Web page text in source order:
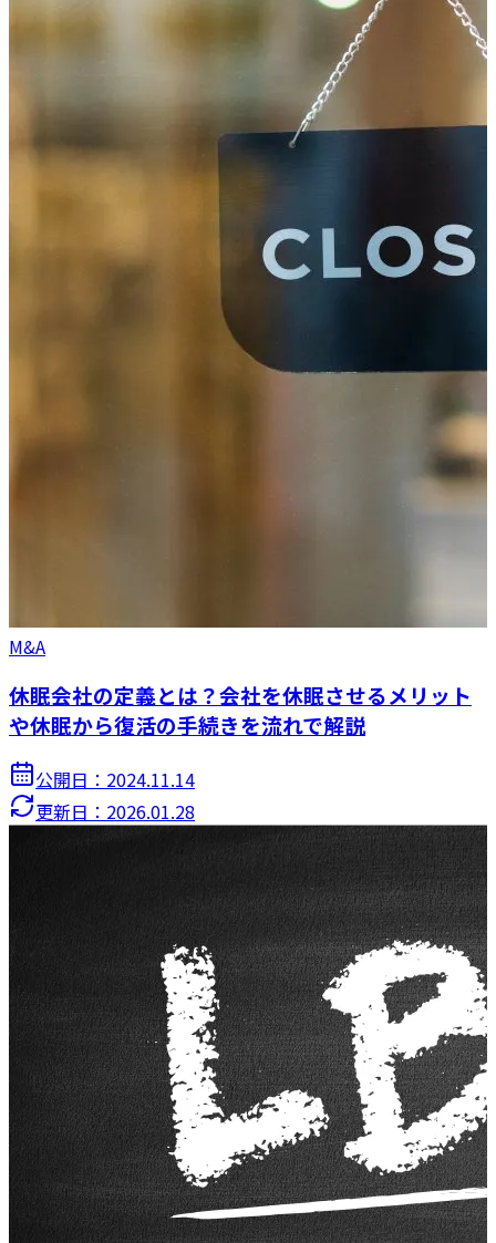
M&A
休眠会社の定義とは？会社を休眠させるメリット
や休眠から復活の手続きを流れで解説
公開日： 2024.11.14
更新日： 2026.01.28